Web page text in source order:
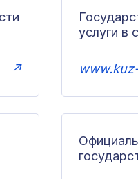
↗
услуги в